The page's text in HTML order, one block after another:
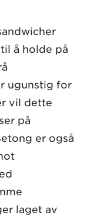
å holde på
ugunstig for
vil dette
på
er også
laget av